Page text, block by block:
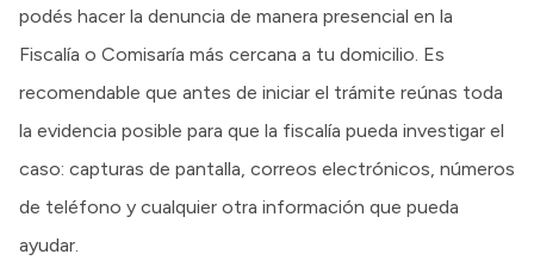
podés hacer la denuncia de manera presencial en la
Fiscalía o Comisaría más cercana a tu domicilio. Es
recomendable que antes de iniciar el trámite reúnas toda
la evidencia posible para que la fiscalía pueda investigar el
caso: capturas de pantalla, correos electrónicos, números
de teléfono y cualquier otra información que pueda
ayudar.